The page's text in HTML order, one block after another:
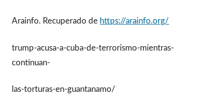
Arainfo. Recuperado de https://arainfo.org/
trump-acusa-a-cuba-de-terrorismo-mientras-
continuan-
las-torturas-en-guantanamo/